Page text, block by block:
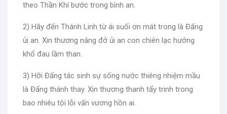
theo Thần Khí bước trong bình an.
2) Hãy đến Thánh Linh từ ái suối ơn mát trong là Đấng
ủi an. Xin thương nâng đở ủi an con chiên lạc hướng
khổ đau lầm than.
3) Hỡi Đấng tác sinh sự sống nước thiêng nhiệm mầu
là Đấng thánh thay. Xin thương thanh tẩy trinh trong
bao nhiêu tội lỗi vấn vương hồn ai.